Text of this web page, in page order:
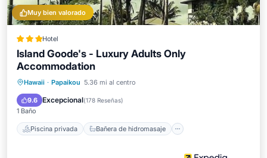
Muy bien valorado
Hotel
Island Goode's - Luxury Adults Only
Accommodation
Hawaii · Papaikou 5.36 mi al centro
9.6 Excepcional(178 Reseñas)
1 Baño
Piscina privada Bañera de hidromasaje
Piscina privada
Bañera de hidromasaje
Aparcamiento